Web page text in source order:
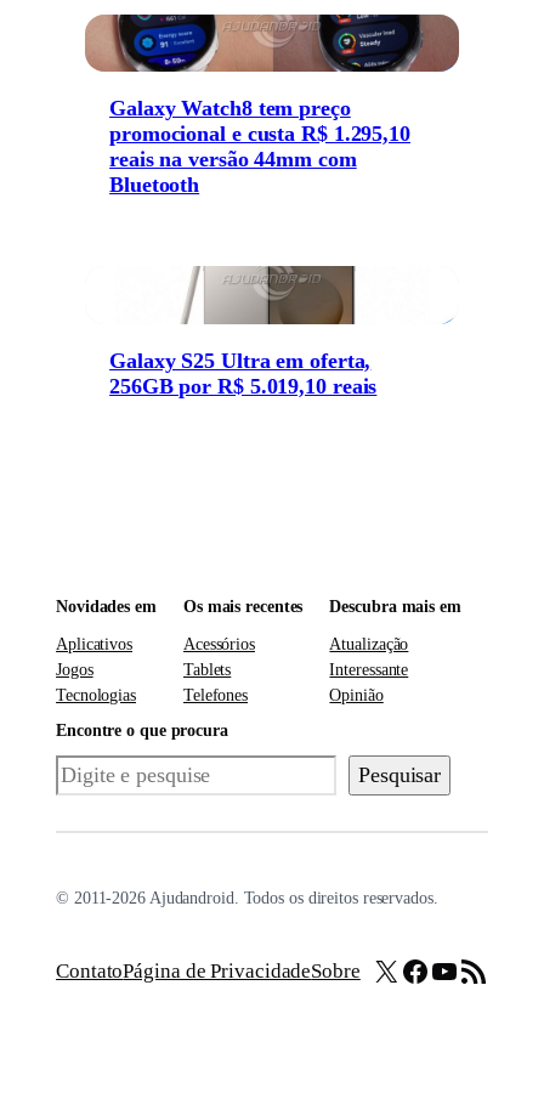
Galaxy Watch8 tem preço
promocional e custa R$ 1.295,10
reais na versão 44mm com
Bluetooth
Galaxy S25 Ultra em oferta,
256GB por R$ 5.019,10 reais
Novidades em
Aplicativos
Jogos
Tecnologias
Os mais recentes
Acessórios
Tablets
Telefones
Descubra mais em
Atualização
Interessante
Opinião
Encontre o que procura
Pesquisar Pesquisar
© 2011-2026 Ajudandroid. Todos os direitos reservados.
ContatoPágina de PrivacidadeSobre X Facebook
Youtube
Feed RSS